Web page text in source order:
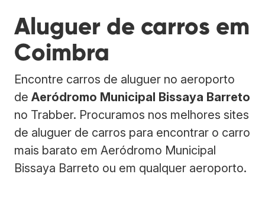
Aluguer de carros em
Coimbra
Encontre carros de aluguer no aeroporto
de Aeródromo Municipal Bissaya Barreto
no Trabber. Procuramos nos melhores sites
de aluguer de carros para encontrar o carro
mais barato em Aeródromo Municipal
Bissaya Barreto ou em qualquer aeroporto.